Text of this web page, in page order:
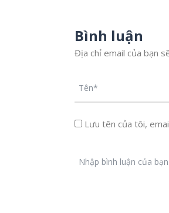
Bình luận
Địa chỉ email của bạn
Lưu tên của tôi,